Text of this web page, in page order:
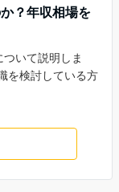
？年収相場を
いて説明しま
を検討している方